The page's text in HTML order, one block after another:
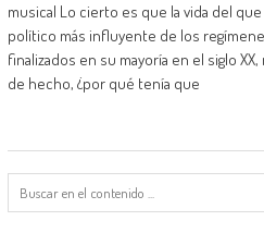
musical Lo cierto es que la vida del
político más influyente de los
finalizados en su mayoría en el siglo
de hecho, ¿por qué tenía que